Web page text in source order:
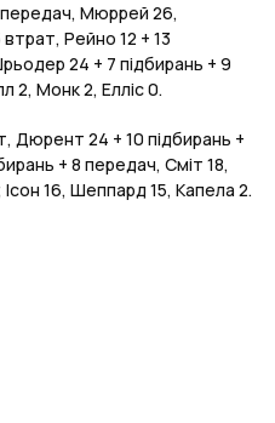
Мюррей 26,
Рейно 12 + 13
24 + 7 підбирань + 9
2, Монк 2, Елліс 0.
Дюрент 24 + 10 підбирань +
+ 8 передач, Сміт 18,
16, Шеппард 15, Капела 2.